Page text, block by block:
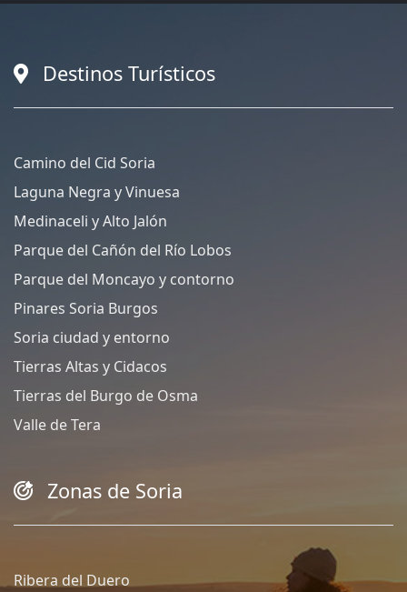
Destinos Turísticos
Camino del Cid Soria
Laguna Negra y Vinuesa
Medinaceli y Alto Jalón
Parque del Cañón del Río Lobos
Parque del Moncayo y contorno
Pinares Soria Burgos
Soria ciudad y entorno
Tierras Altas y Cidacos
Tierras del Burgo de Osma
Valle de Tera
Zonas de Soria
Ribera del Duero